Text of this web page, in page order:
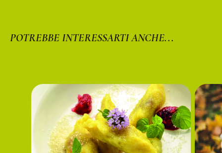
POTREBBE INTERESSARTI ANCHE...